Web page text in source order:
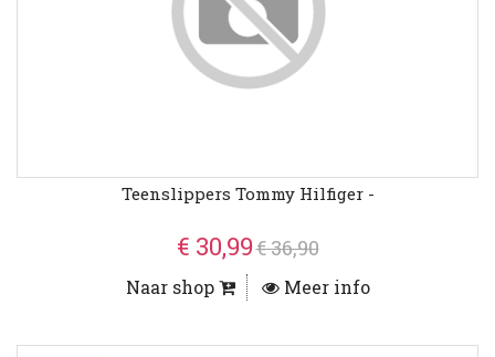
Teenslippers Tommy Hilfiger -
€ 30,99€ 36,90
Naar shop Meer info